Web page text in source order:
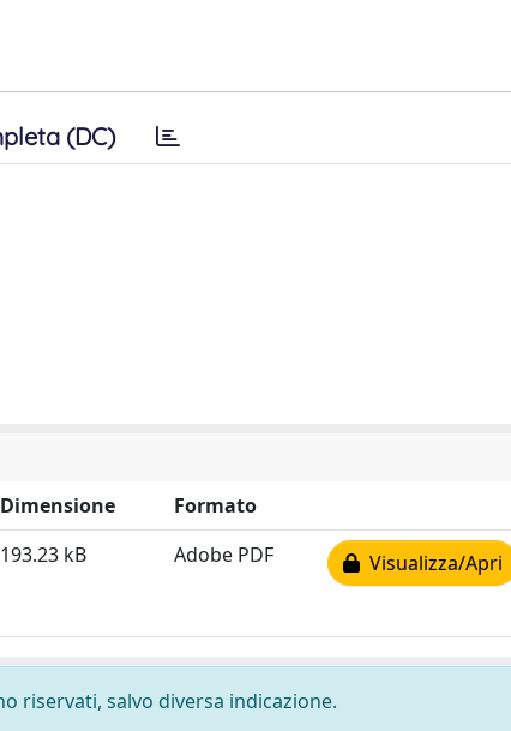
(DC)
Dimensione
Formato
193.23 kB Adobe PDF Visualizza/Apri
riservati, salvo diversa indicazione.